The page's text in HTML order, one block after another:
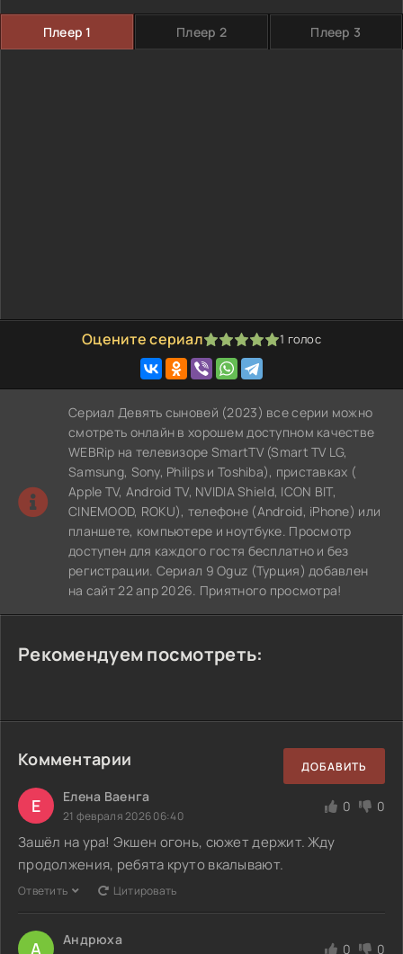
Плеер 1 Плеер 2 Плеер 3
Оцените сериал
1 2 3 4 5 1 голос
Сериал Девять сыновей (2023) все серии можно
смотреть онлайн в хорошем доступном качестве
WEBRip на телевизоре SmartTV (Smart TV LG,
Samsung, Sony, Philips и Toshiba), приставках (
Apple TV, Android TV, NVIDIA Shield, ICON BIT,
CINEMOOD, ROKU), телефоне (Android, iPhone) или
планшете, компьютере и ноутбуке. Просмотр
доступен для каждого гостя бесплатно и без
регистрации. Сериал 9 Oguz (Турция) добавлен
на сайт 22 апр 2026. Приятного просмотра!
Рекомендуем посмотреть:
Комментарии ДОБАВИТЬ
Е Елена Ваенга
21 февраля 2026 06:40
0 0
Зашёл на ура! Экшен огонь, сюжет держит. Жду
продолжения, ребята круто вкалывают.
Ответить Цитировать
А Андрюха
0 0